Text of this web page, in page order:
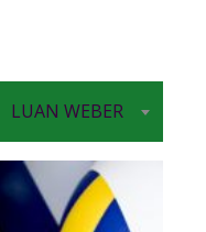
LUAN WEBER